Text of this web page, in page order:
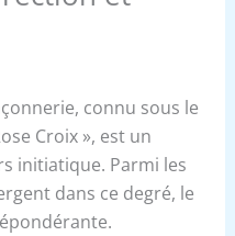
connu sous le
Croix », est un
initiatique. Parmi les
dans ce degré, le